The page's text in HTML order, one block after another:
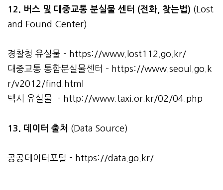
12. 버스 및 대중교통 분실물 센터 (전화, 찾는법) (Lost
and Found Center)
경찰청 유실물 - https://www.lost112.go.kr/
대중교통 통합분실물센터 - https://www.seoul.go.k
r/v2012/find.html
택시 유실물 - http://www.taxi.or.kr/02/04.php
13. 데이터 출처 (Data Source)
공공데이터포털 - https://data.go.kr/